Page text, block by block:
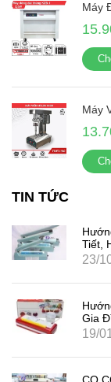
Máy
Máy
TIN TỨC
Tiết,
23/
Gia
19/